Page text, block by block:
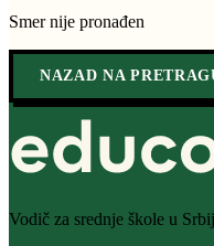
Smer nije pronađen
NAZAD NA
Vodič za srednje škole u